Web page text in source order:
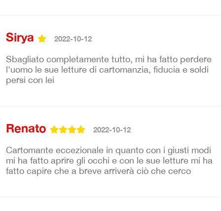
Sirya 2022-10-12
Sbagliato completamente tutto, mi ha fatto perdere
l'uomo le sue letture di cartomanzia, fiducia e soldi
persi con lei
Renato 2022-10-12
Cartomante eccezionale in quanto con i giusti modi
mi ha fatto aprire gli occhi e con le sue letture mi ha
fatto capire che a breve arriverà ciò che cerco